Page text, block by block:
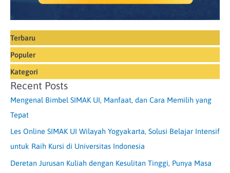
Terbaru
Populer
Kategori
Recent Posts
Mengenal Bimbel SIMAK UI, Manfaat, dan Cara Memilih yang
Tepat
Les Online SIMAK UI Wilayah Yogyakarta, Solusi Belajar Intensif
untuk Raih Kursi di Universitas Indonesia
Deretan Jurusan Kuliah dengan Kesulitan Tinggi, Punya Masa